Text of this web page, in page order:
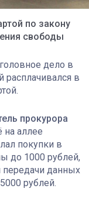
по закону
свободы
дело в
расплачивался в
прокурора
аллее
покупки в
до 1000 рублей,
передачи данных
рублей.